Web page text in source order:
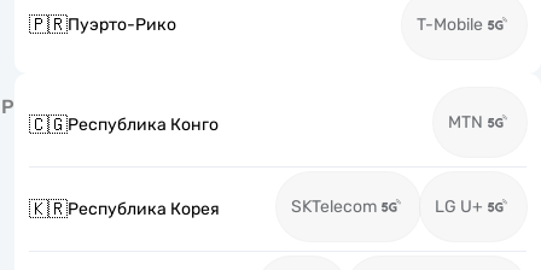
🇵🇷Пуэрто-Рико T-Mobile
Р
🇨🇬Республика Конго MTN
🇰🇷Республика Корея SKTelecom LG U+